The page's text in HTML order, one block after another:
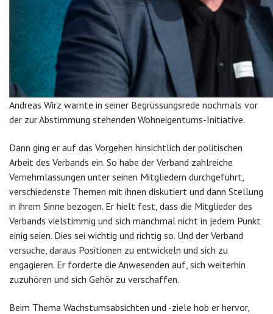
Andreas Wirz warnte in seiner Begrüssungsrede nochmals vor
der zur Abstimmung stehenden Wohneigentums-Initiative.
Dann ging er auf das Vorgehen hinsichtlich der politischen
Arbeit des Verbands ein. So habe der Verband zahlreiche
Vernehmlassungen unter seinen Mitgliedern durchgeführt,
verschiedenste Themen mit ihnen diskutiert und dann Stellung
in ihrem Sinne bezogen. Er hielt fest, dass die Mitglieder des
Verbands vielstimmig und sich manchmal nicht in jedem Punkt
einig seien. Dies sei wichtig und richtig so. Und der Verband
versuche, daraus Positionen zu entwickeln und sich zu
engagieren. Er forderte die Anwesenden auf, sich weiterhin
zuzuhören und sich Gehör zu verschaffen.
Beim Thema Wachstumsabsichten und -ziele hob er hervor,